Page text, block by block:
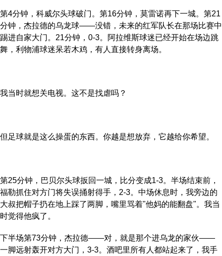
第4分钟，科威尔头球破门。第16分钟，莫雷诺再下一城。第21
分钟，杰拉德的乌龙球——没错，未来的红军队长在那场比赛中
踢进自家大门。21分钟，0-3。阿拉维斯球迷已经开始在场边跳
舞，利物浦球迷呆若木鸡，有人直接转身离场。
我当时就想关电视。这不是找虐吗？
但足球就是这么操蛋的东西。你越是想放弃，它越给你希望。
第25分钟，巴贝尔头球扳回一城，比分变成1-3。半场结束前，
福勒抓住对方门将失误捅射得手，2-3。中场休息时，我旁边的
大叔把帽子扔在地上踩了两脚，嘴里骂着"他妈的能翻盘"。我当
时觉得他疯了。
下半场第73分钟，杰拉德——对，就是那个进乌龙的家伙——
一脚远射轰开对方大门，3-3。酒吧里所有人都站起来了，我手